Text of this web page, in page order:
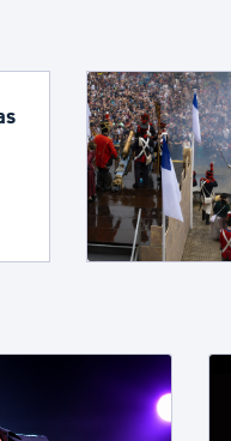
Giza Eskubideak eta